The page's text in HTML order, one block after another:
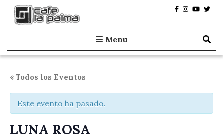
Café la Palma
Programando música en directo en Madrid, desde 1995.
Menu
« Todos los Eventos
Este evento ha pasado.
LUNA ROSA